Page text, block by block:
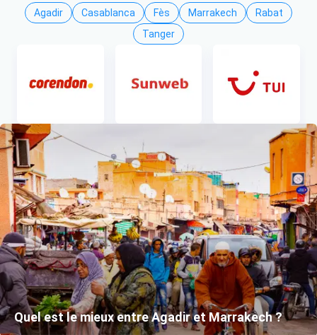
Agadir
Casablanca Fès Marrakech
Rabat
Tanger
Item 1 of 1
Quel est le mieux entre Agadir et Marrakech ?